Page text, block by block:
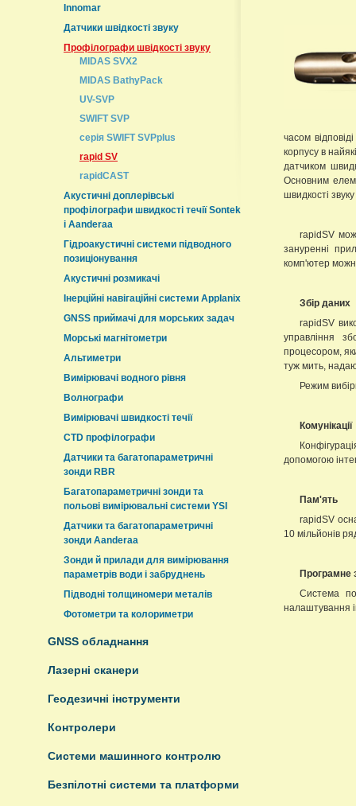
Innomar
Датчики швідкості звуку
Профілографи швідкості звуку
MIDAS SVX2
MIDAS BathyPack
UV-SVP
SWIFT SVP
серія SWIFT SVPplus
rapid SV
rapidCAST
Акустичні доплерівські
профілографи швидкості течії Sontek
і Aanderaa
Гідроакустичні системи підводного
позиціонування
Акустичні розмикачі
Інерційні навігаційні системи Applanix
GNSS приймачі для морських задач
Морські магнітометри
Альтиметри
Вимірювачі водного рівня
Волнографи
Вимірювачі швидкості течії
CTD профілографи
Датчики та багатопараметричні
зонди RBR
Багатопараметричні зонди та
польові вимірювальні системи YSI
Датчики та багатопараметричні
зонди Aanderaa
Зонди й прилади для вимірювання
параметрів води і забруднень
Підводні толщиномери металів
Фотометри та колориметри
GNSS обладнання
Лазерні сканери
Геодезичні інструменти
Контролери
Системи машинного контролю
Безпілотні системи та платформи
часом
корпусу в
датчиком
Основним
швидкості
rapidSV
зануренні
комп'ютер
Збір даних
rapidSV
управління
процесором,
туж мить,
Режим
Комунікації
допомогою
Пам'ять
rapidSV
10 мільйонів
Програмне
Система
налаштування